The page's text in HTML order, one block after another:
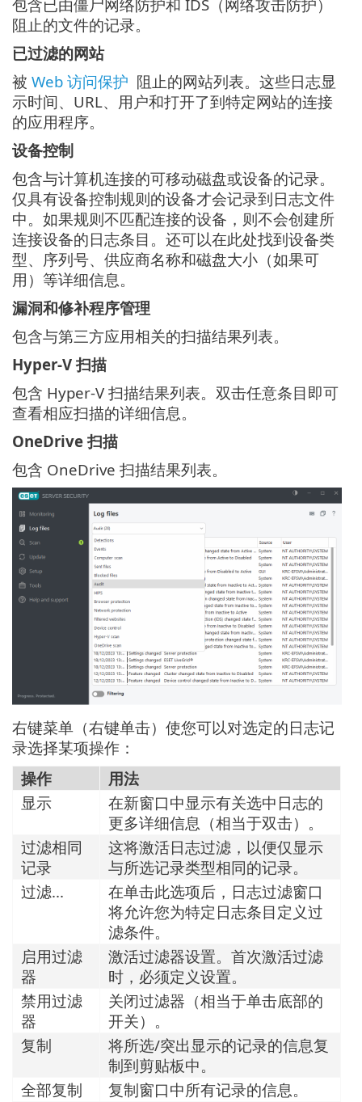
包含已由僵尸网络防护和 IDS（网络攻击防护）
阻止的文件的记录。
已过滤的网站
被 Web 访问保护 阻止的网站列表。这些日志显
示时间、URL、用户和打开了到特定网站的连接
的应用程序。
设备控制
包含与计算机连接的可移动磁盘或设备的记录。
仅具有设备控制规则的设备才会记录到日志文件
中。如果规则不匹配连接的设备，则不会创建所
连接设备的日志条目。还可以在此处找到设备类
型、序列号、供应商名称和磁盘大小（如果可
用）等详细信息。
漏洞和修补程序管理
包含与第三方应用相关的扫描结果列表。
Hyper-V 扫描
包含 Hyper-V 扫描结果列表。双击任意条目即可
查看相应扫描的详细信息。
OneDrive 扫描
包含 OneDrive 扫描结果列表。
右键菜单（右键单击）使您可以对选定的日志记
录选择某项操作：
操作
用法
显示
在新窗口中显示有关选中日志的
更多详细信息（相当于双击）。
过滤相同
记录
这将激活日志过滤，以便仅显示
与所选记录类型相同的记录。
过滤...
在单击此选项后，日志过滤窗口
将允许您为特定日志条目定义过
滤条件。
启用过滤
器
激活过滤器设置。首次激活过滤
时，必须定义设置。
禁用过滤
器
关闭过滤器（相当于单击底部的
开关）。
复制
将所选/突出显示的记录的信息复
制到剪贴板中。
全部复制
复制窗口中所有记录的信息。